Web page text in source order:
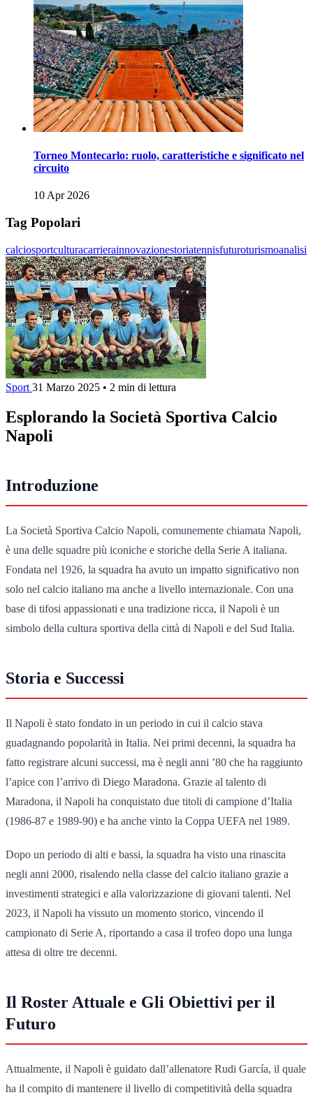
Torneo Montecarlo: ruolo, caratteristiche e significato nel
circuito
10 Apr 2026
Tag Popolari
calciosportculturacarrierainnovazionestoriatennisfuturoturismoanalisi
Sport 31 Marzo 2025 • 2 min di lettura
Esplorando la Società Sportiva Calcio
Napoli
Introduzione
La Società Sportiva Calcio Napoli, comunemente chiamata Napoli,
è una delle squadre più iconiche e storiche della Serie A italiana.
Fondata nel 1926, la squadra ha avuto un impatto significativo non
solo nel calcio italiano ma anche a livello internazionale. Con una
base di tifosi appassionati e una tradizione ricca, il Napoli è un
simbolo della cultura sportiva della città di Napoli e del Sud Italia.
Storia e Successi
Il Napoli è stato fondato in un periodo in cui il calcio stava
guadagnando popolarità in Italia. Nei primi decenni, la squadra ha
fatto registrare alcuni successi, ma è negli anni ’80 che ha raggiunto
l’apice con l’arrivo di Diego Maradona. Grazie al talento di
Maradona, il Napoli ha conquistato due titoli di campione d’Italia
(1986-87 e 1989-90) e ha anche vinto la Coppa UEFA nel 1989.
Dopo un periodo di alti e bassi, la squadra ha visto una rinascita
negli anni 2000, risalendo nella classe del calcio italiano grazie a
investimenti strategici e alla valorizzazione di giovani talenti. Nel
2023, il Napoli ha vissuto un momento storico, vincendo il
campionato di Serie A, riportando a casa il trofeo dopo una lunga
attesa di oltre tre decenni.
Il Roster Attuale e Gli Obiettivi per il
Futuro
Attualmente, il Napoli è guidato dall’allenatore Rudi García, il quale
ha il compito di mantenere il livello di competitività della squadra